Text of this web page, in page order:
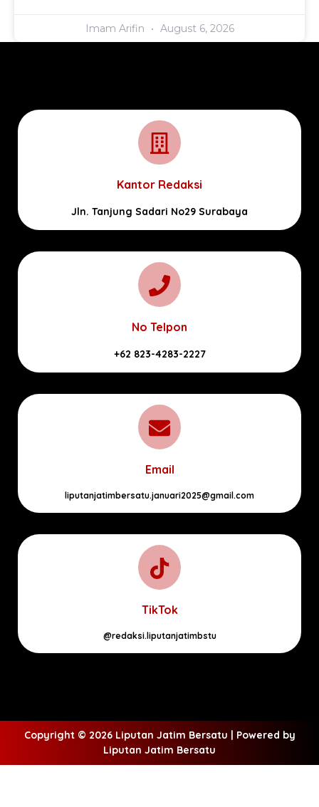
Imam Arifin August 6, 2026
Kantor Redaksi
Jln. Tanjung Sadari No29 Surabaya
No Telpon
+62 823-4283-2227
Email
liputanjatimbersatu.januari2025@gmail.com
TikTok
@redaksi.liputanjatimbstu
Copyright © 2026 Liputan Jatim Bersatu | Powered by
Liputan Jatim Bersatu